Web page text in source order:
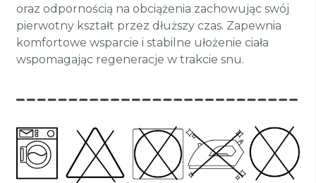
oraz odpornością na obciążenia zachowując swój
pierwotny kształt przez dłuższy czas. Zapewnia
komfortowe wsparcie i stabilne ułożenie ciała
wspomagając regeneracje w trakcie snu.